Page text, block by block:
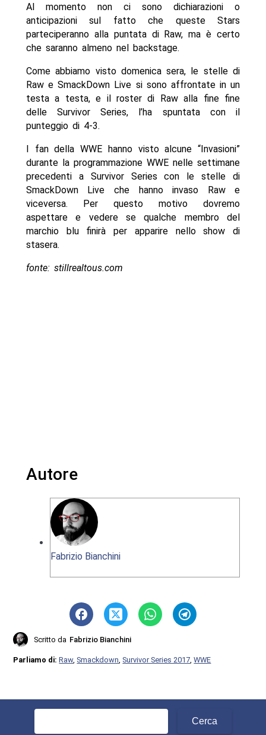
Al momento non ci sono dichiarazioni o
anticipazioni sul fatto che queste Stars
parteciperanno alla puntata di Raw, ma è certo
che saranno almeno nel backstage.
Come abbiamo visto domenica sera, le stelle di
Raw e SmackDown Live si sono affrontate in un
testa a testa, e il roster di Raw alla fine fine
delle Survivor Series, l’ha spuntata con il
punteggio di 4-3.
I fan della WWE hanno visto alcune “Invasioni”
durante la programmazione WWE nelle settimane
precedenti a Survivor Series con le stelle di
SmackDown Live che hanno invaso Raw e
viceversa. Per questo motivo dovremo
aspettare e vedere se qualche membro del
marchio blu finirà per apparire nello show di
stasera.
fonte: stillrealtous.com
Autore
Fabrizio Bianchini
Scritto da Fabrizio Bianchini
Parliamo di:Raw,Smackdown,Survivor Series 2017,WWE
Ricerca